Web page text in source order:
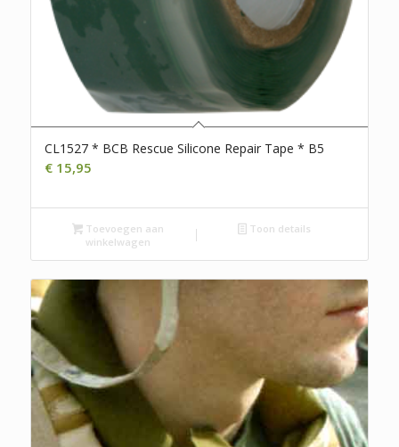
CL1527 * BCB Rescue Silicone Repair Tape * B5
€15,95
Toevoegen aan
winkelwagen
Toon details